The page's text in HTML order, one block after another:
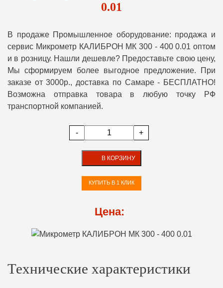
0.01
В продаже Промышленное оборудование: продажа и
сервис Микрометр КАЛИБРОН МК 300 - 400 0.01 оптом
и в розницу. Нашли дешевле? Предоставьте свою цену,
Мы сформируем более выгодное предложение. При
заказе от 3000р., доставка по Самаре - БЕСПЛАТНО!
Возможна отправка товара в любую точку РФ
транспортной компанией.
- +
В КОРЗИНУ
КУПИТЬ В 1 КЛИК
Цена:
Технические характеристики